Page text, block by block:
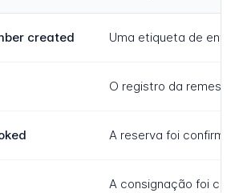
created Uma etiqueta de envio
O registro da remessa
A reserva foi
A consignação foi